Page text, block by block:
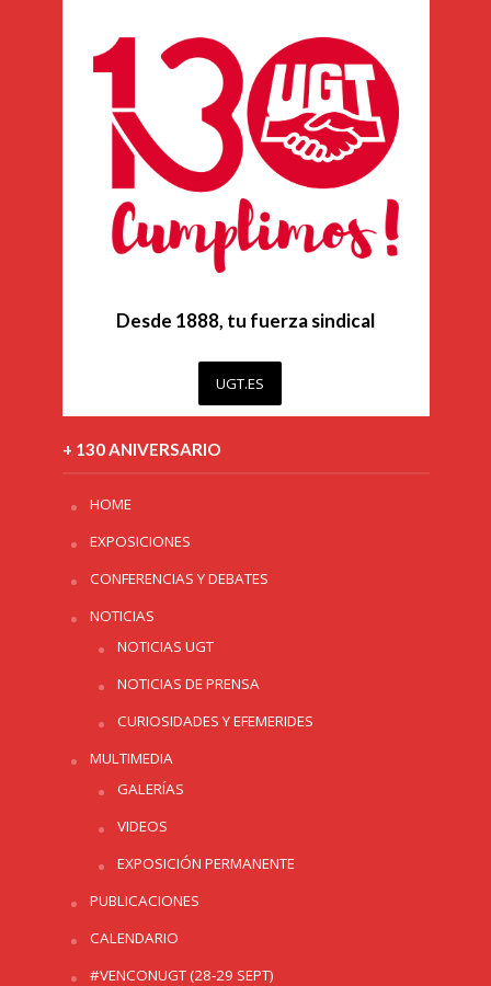
Desde 1888, tu fuerza sindical
UGT.ES
+ 130 ANIVERSARIO
HOME
EXPOSICIONES
CONFERENCIAS Y DEBATES
NOTICIAS
NOTICIAS UGT
NOTICIAS DE PRENSA
CURIOSIDADES Y EFEMERIDES
MULTIMEDIA
GALERÍAS
VIDEOS
EXPOSICIÓN PERMANENTE
PUBLICACIONES
CALENDARIO
#VENCONUGT (28-29 SEPT)